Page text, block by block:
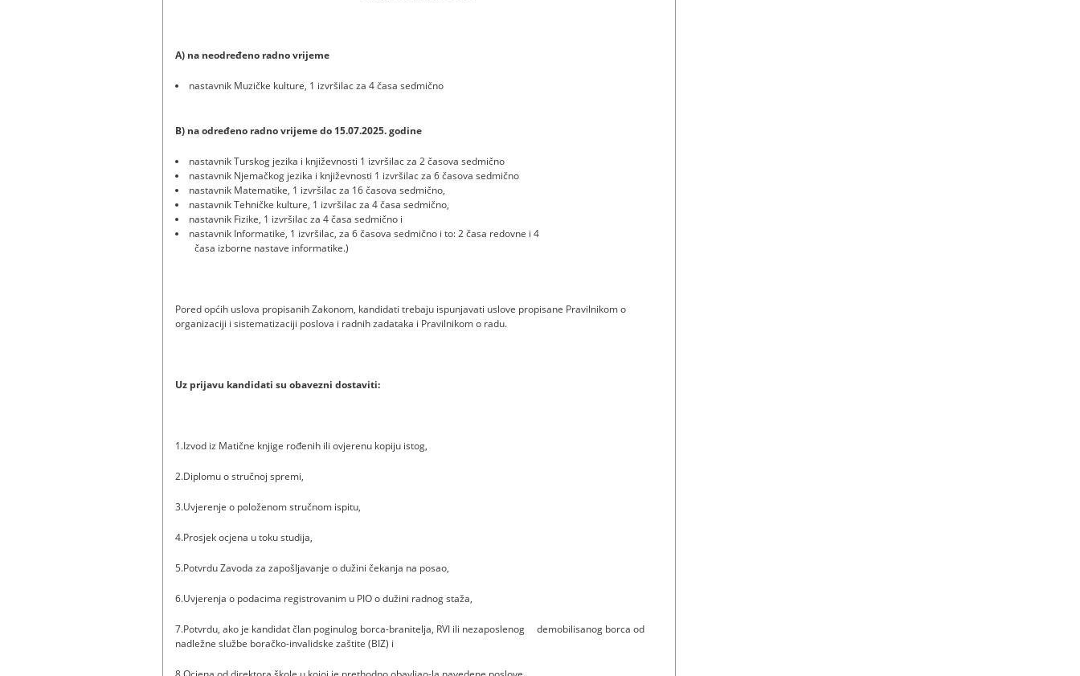
A) na neodređeno radno vrijeme
nastavnik Muzičke kulture, 1 izvršilac za 4 časa sedmično
B) na određeno radno vrijeme do 15.07.2025. godine
nastavnik Turskog jezika i književnosti 1 izvršilac za 2 časova sedmično
nastavnik Njemačkog jezika i književnosti 1 izvršilac za 6 časova sedmično
nastavnik Matematike, 1 izvršilac za 16 časova sedmično,
nastavnik Tehničke kulture, 1 izvršilac za 4 časa sedmično,
nastavnik Fizike, 1 izvršilac za 4 časa sedmično i
nastavnik Informatike, 1 izvršilac, za 6 časova sedmično i to: 2 časa redovne i 4
časa izborne nastave informatike.)
Pored općih uslova propisanih Zakonom, kandidati trebaju ispunjavati uslove propisane Pravilnikom o
organizaciji i sistematizaciji poslova i radnih zadataka i Pravilnikom o radu.
Uz prijavu kandidati su obavezni dostaviti:
1.Izvod iz Matične knjige rođenih ili ovjerenu kopiju istog,
2.Diplomu o stručnoj spremi,
3.Uvjerenje o položenom stručnom ispitu,
4.Prosjek ocjena u toku studija,
5.Potvrdu Zavoda za zapošljavanje o dužini čekanja na posao,
6.Uvjerenja o podacima registrovanim u PIO o dužini radnog staža,
7.Potvrdu, ako je kandidat član poginulog borca-branitelja, RVI ili nezaposlenog demobilisanog borca od
nadležne službe boračko-invalidske zaštite (BIZ) i